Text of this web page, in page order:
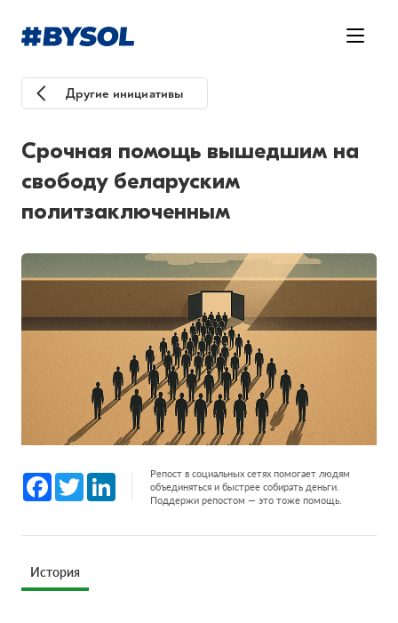
Другие инициативы
Срочная помощь вышедшим на
свободу беларуским
политзаключенным
Facebook
Twitter LinkedInРепост в социальных сетях помогает людям
объединяться и быстрее собирать деньги.
Поддержи репостом — это тоже помощь.
История